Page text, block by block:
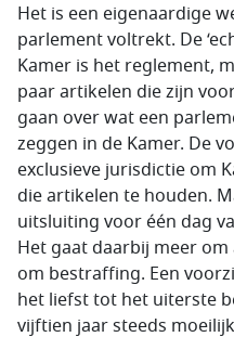
Het is een eigenaardige
parlement voltrekt. De
Kamer is het reglement,
paar artikelen die zijn
gaan over wat een
zeggen in de Kamer. De
exclusieve jurisdictie om
die artikelen te houden.
uitsluiting voor één dag
Het gaat daarbij meer
om bestraffing. Een
het liefst tot het uiterste
vijftien jaar steeds